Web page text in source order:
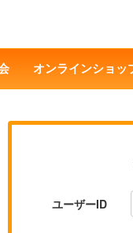
オンラインショッ
ユーザーID